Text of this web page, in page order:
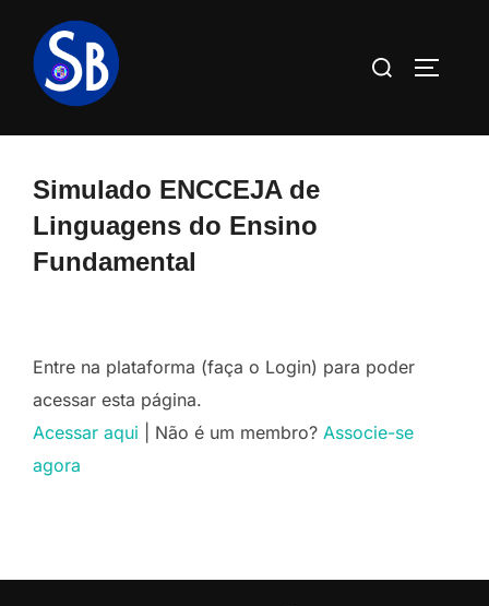
para
conteúdo
Pesquisar
Simulado ENCCEJA de
Linguagens do Ensino
Fundamental
Entre na plataforma (faça o Login) para poder
acessar esta página.
Acessar aqui | Não é um membro? Associe-se
agora